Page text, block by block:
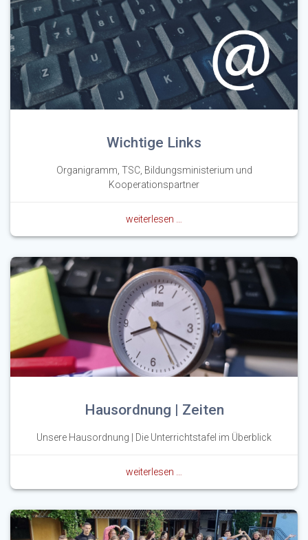
Wichtige Links
Organigramm, TSC, Bildungsministerium und
Kooperationspartner
weiterlesen …
Hausordnung | Zeiten
Unsere Hausordnung | Die Unterrichtstafel im Überblick
weiterlesen …